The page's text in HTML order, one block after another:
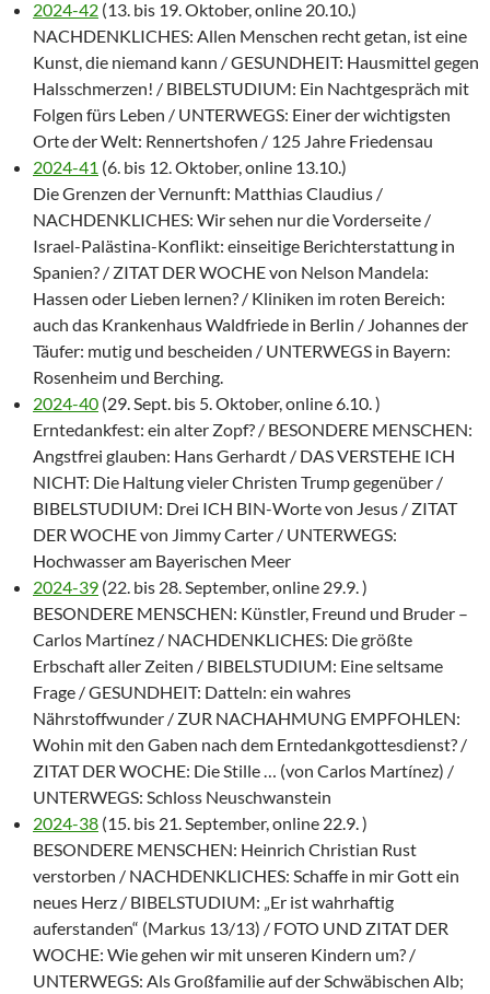
2024-42 (13. bis 19. Oktober, online 20.10.)
NACHDENKLICHES: Allen Menschen recht getan, ist eine
Kunst, die niemand kann / GESUNDHEIT: Hausmittel gegen
Halsschmerzen! / BIBELSTUDIUM: Ein Nachtgespräch mit
Folgen fürs Leben / UNTERWEGS: Einer der wichtigsten
Orte der Welt: Rennertshofen / 125 Jahre Friedensau
2024-41 (6. bis 12. Oktober, online 13.10.)
Die Grenzen der Vernunft: Matthias Claudius /
NACHDENKLICHES: Wir sehen nur die Vorderseite /
Israel-Palästina-Konflikt: einseitige Berichterstattung in
Spanien? / ZITAT DER WOCHE von Nelson Mandela:
Hassen oder Lieben lernen? / Kliniken im roten Bereich:
auch das Krankenhaus Waldfriede in Berlin / Johannes der
Täufer: mutig und bescheiden / UNTERWEGS in Bayern:
Rosenheim und Berching.
2024-40 (29. Sept. bis 5. Oktober, online 6.10. )
Erntedankfest: ein alter Zopf? / BESONDERE MENSCHEN:
Angstfrei glauben: Hans Gerhardt / DAS VERSTEHE ICH
NICHT: Die Haltung vieler Christen Trump gegenüber /
BIBELSTUDIUM: Drei ICH BIN-Worte von Jesus / ZITAT
DER WOCHE von Jimmy Carter / UNTERWEGS:
Hochwasser am Bayerischen Meer
2024-39 (22. bis 28. September, online 29.9. )
BESONDERE MENSCHEN: Künstler, Freund und Bruder –
Carlos Martínez / NACHDENKLICHES: Die größte
Erbschaft aller Zeiten / BIBELSTUDIUM: Eine seltsame
Frage / GESUNDHEIT: Datteln: ein wahres
Nährstoffwunder / ZUR NACHAHMUNG EMPFOHLEN:
Wohin mit den Gaben nach dem Erntedankgottesdienst? /
ZITAT DER WOCHE: Die Stille … (von Carlos Martínez) /
UNTERWEGS: Schloss Neuschwanstein
2024-38 (15. bis 21. September, online 22.9. )
BESONDERE MENSCHEN: Heinrich Christian Rust
verstorben / NACHDENKLICHES: Schaffe in mir Gott ein
neues Herz / BIBELSTUDIUM: „Er ist wahrhaftig
auferstanden“ (Markus 13/13) / FOTO UND ZITAT DER
WOCHE: Wie gehen wir mit unseren Kindern um? /
UNTERWEGS: Als Großfamilie auf der Schwäbischen Alb;